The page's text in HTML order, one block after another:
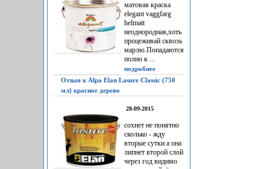
матовая краска
elegant vaggfarg
helmatt
неоднородная,хоть
процеживай сквозь
марлю.Попадаются
полно к ...
подробнее
Отзыв к Alpa Elan Lasure Classic (750
мл) красное дерево
28-09-2015
сохнет не понятно
сколько - жду
вторые сутки а она
липнет второй слой
через год видимо